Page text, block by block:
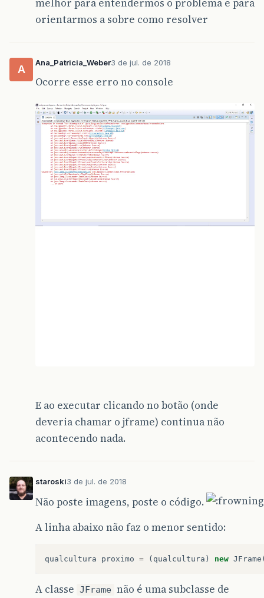
orientarmos a sobre como resolver
A
Ana_Patricia_Weber3 de jul. de 2018
Ocorre esse erro no console
E ao executar clicando no botão (onde
deveria chamar o jframe) continua não
acontecendo nada.
staroski3 de jul. de 2018
Não poste imagens, poste o código.
A linha abaixo não faz o menor sentido:
qualcultura proximo = ( qualcultura ) new JFrame
A classe JFrame não é uma subclasse de